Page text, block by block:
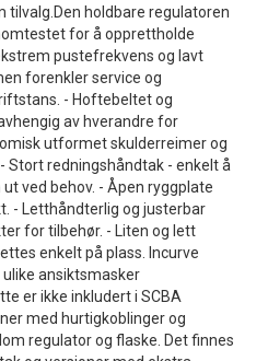
tilvalg.Den holdbare regulatoren
for å opprettholde
pustefrekvens og lavt
forenkler service og
- Hoftebeltet og
av hverandre for
utformet skulderreimer og
redningshåndtak - enkelt å
ved behov. - Åpen ryggplate
- Letthåndterlig og justerbar
for tilbehør. - Liten og lett
enkelt på plass. Incurve
ansiktsmasker
er ikke inkludert i SCBA
med hurtigkoblinger og
regulator og flaske. Det finnes